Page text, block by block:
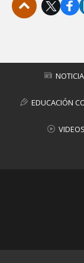
EDUCACIÓN
VIDEOS